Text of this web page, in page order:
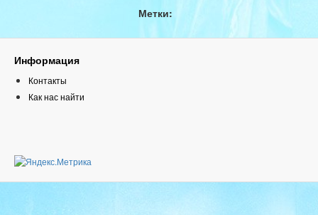
Метки:
Информация
Контакты
Как нас найти